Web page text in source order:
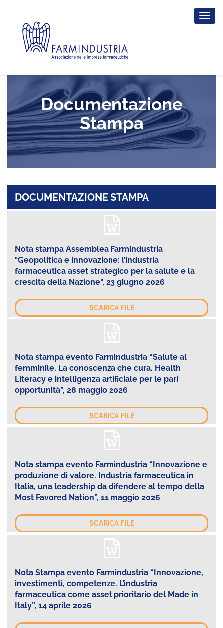
Documentazione
Stampa
DOCUMENTAZIONE STAMPA
Nota stampa Assemblea Farmindustria
"Geopolitica e innovazione: l’industria
farmaceutica asset strategico per la salute e la
crescita della Nazione", 23 giugno 2026
SCARICA FILE
Nota stampa evento Farmindustria “Salute al
femminile. La conoscenza che cura. Health
Literacy e intelligenza artificiale per le pari
opportunità”, 28 maggio 2026
SCARICA FILE
Nota stampa evento Farmindustria “Innovazione e
produzione di valore. Industria farmaceutica in
Italia, una leadership da difendere al tempo della
Most Favored Nation”, 11 maggio 2026
SCARICA FILE
Nota Stampa evento Farmindustria “Innovazione,
investimenti, competenze. L’industria
farmaceutica come asset prioritario del Made in
Italy”, 14 aprile 2026